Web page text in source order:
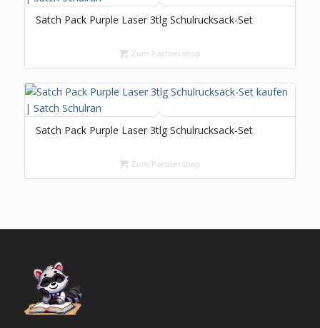
Satch Pack Purple Laser 3tlg Schulrucksack-Set
Zum Partnershop
Satch Pack Purple Laser 3tlg Schulrucksack-Set
Zum Partnershop